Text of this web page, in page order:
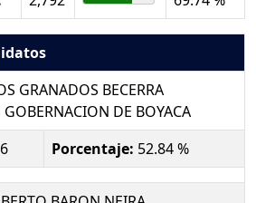
GRANADOS BECERRA
DE BOYACA
Porcentaje: 52.84 %